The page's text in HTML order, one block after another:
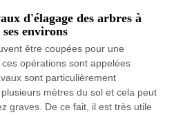
d'élagage des arbres à
environs
être coupées pour une
opérations sont appelées
sont particulièrement
mètres du sol et cela peut
graves. De ce fait, il est très utile